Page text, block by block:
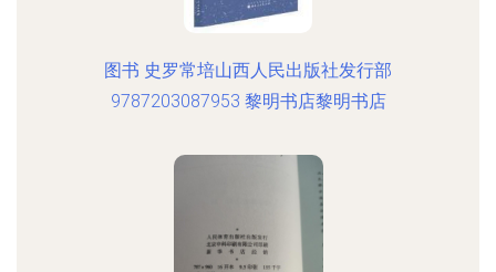
图书 史罗常培山西人民出版社发行部
9787203087953 黎明书店黎明书店